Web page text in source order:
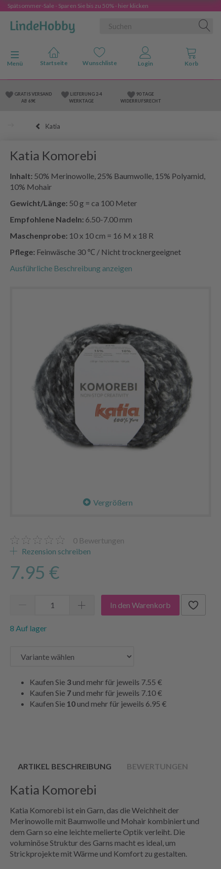
Spätsommer-Sale - Sparen Sie bis zu 50% - hier klicken
Anzeige ändern
Menü
GRATIS VERSAND
AB 69€
LIEFERUNG 2-4
WERKTAGE
90 TAGE
WIDERRUFSRECHT
Katia
Katia Komorebi
Inhalt: 50% Merinowolle, 25% Baumwolle, 15% Polyamid,
10% Mohair
Gewicht/Länge: 50 g = ca 100 Meter
Empfohlene Nadeln: 6.50-7.00 mm
Maschenprobe: 10 x 10 cm = 16 M x 18 R
Pflege: Feinwäsche 30 ℃ / Nicht trocknergeeignet
Ausführliche Beschreibung anzeigen
Vergrößern
0 Bewertungen
Rezension schreiben
7.95 €
In den Warenkorb
8 Auf lager
Kaufen Sie 3und mehr für jeweils 7.55 €
Kaufen Sie 7und mehr für jeweils 7.10 €
Kaufen Sie 10und mehr für jeweils 6.95 €
ARTIKEL BESCHREIBUNG BEWERTUNGEN
Katia Komorebi
Katia Komorebi ist ein Garn, das die Weichheit der
Merinowolle mit Baumwolle und Mohair kombiniert und
dem Garn so eine leichte melierte Optik verleiht. Die
voluminöse Struktur des Garns macht es ideal, um
Strickprojekte mit Wärme und Komfort zu gestalten.